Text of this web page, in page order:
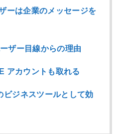
ーは企業のメッセージを
ザー目線からの理由
アカウントも取れる
ビジネスツールとして効